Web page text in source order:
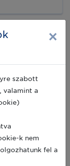
hogy a GS1
a home
így
×
szabott
valamint a
k nem
fel a